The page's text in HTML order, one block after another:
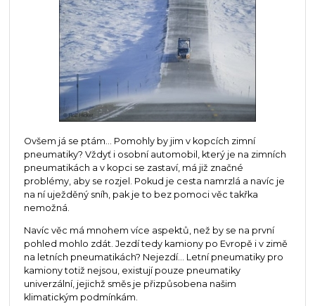
Ovšem já se ptám... Pomohly by jim v kopcích zimní
pneumatiky? Vždyť i osobní automobil, který je na zimních
pneumatikách a v kopci se zastaví, má již značné
problémy, aby se rozjel. Pokud je cesta namrzlá a navíc je
na ní uježděný sníh, pak je to bez pomoci věc takřka
nemožná.
Navíc věc má mnohem více aspektů, než by se na první
pohled mohlo zdát. Jezdí tedy kamiony po Evropě i v zimě
na letních pneumatikách? Nejezdí... Letní pneumatiky pro
kamiony totiž nejsou, existují pouze pneumatiky
univerzální, jejichž směs je přizpůsobena našim
klimatickým podmínkám.